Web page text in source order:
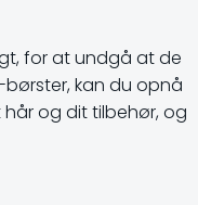
for at undgå at de
kan du opnå
og dit tilbehør, og